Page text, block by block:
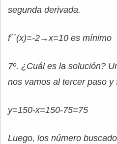
segunda derivada.
f´´(x)=-2→x=10 es mínimo
7º. ¿Cuál es la solución?
nos vamos al tercer paso y
y=150-x=150-75=75
Luego, los número